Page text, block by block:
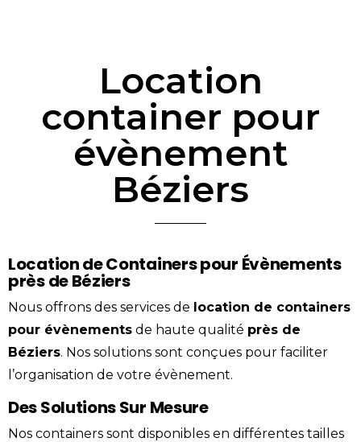
Location
container pour
évènement
Béziers
Location de Containers pour Évènements
près de Béziers
Nous offrons des services de location de containers
pour évènements de haute qualité près de
Béziers. Nos solutions sont conçues pour faciliter
l’organisation de votre évènement.
Des Solutions Sur Mesure
Nos containers sont disponibles en différentes tailles